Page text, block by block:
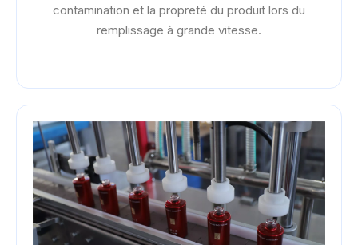
contamination et la propreté du produit lors du
remplissage à grande vitesse.